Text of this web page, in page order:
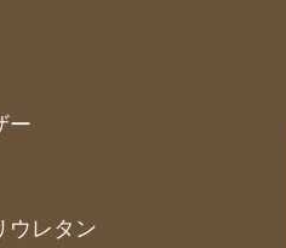
ー
ウレタン